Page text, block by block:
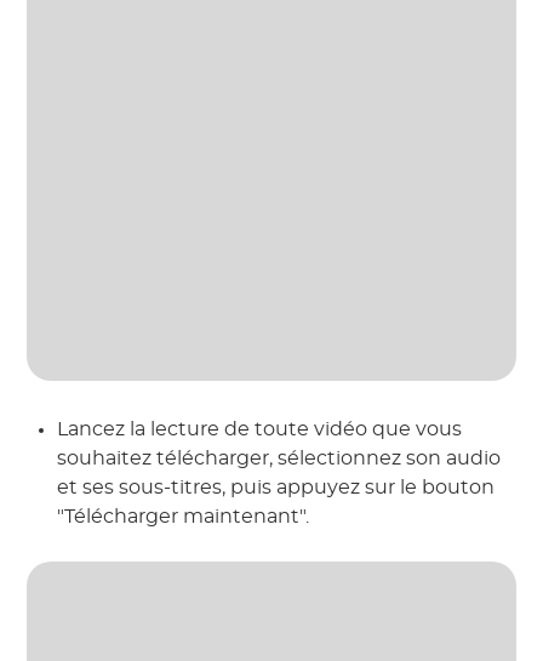
Lancez la lecture de toute vidéo que vous
souhaitez télécharger, sélectionnez son audio
et ses sous-titres, puis appuyez sur le bouton
"Télécharger maintenant".